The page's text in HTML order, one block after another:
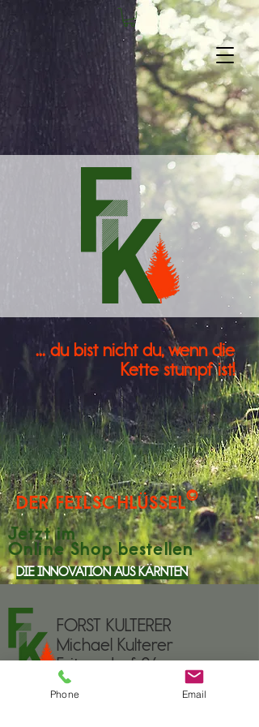
... du bist nicht du, wenn die
Kette stumpf ist!
DER FEILSCHLÜSSEL©
Jetzt im
Online Shop bestellen
DIE INNOVATION AUS KÄRNTEN
FORST KULTERER
Michael Kulterer
Fritzendorf 26
9624 Hermagor-
Pressegger See
Phone Email